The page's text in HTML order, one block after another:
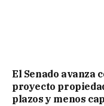
El Senado avanza
proyecto
plazos y menos